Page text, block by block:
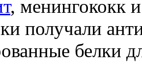
, менингококк
получали
белки